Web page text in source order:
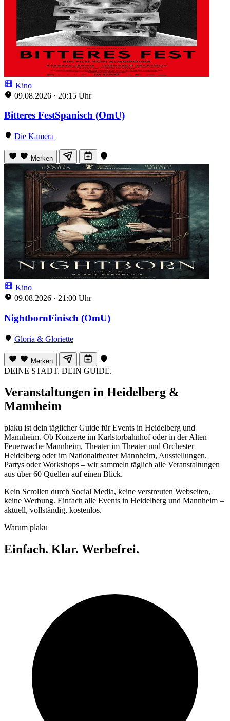
Kino
09.08.2026 · 20:15 Uhr
Bitteres FestSpanisch (OmU)
Die Kamera
Merken
Kino
09.08.2026 · 21:00 Uhr
NightbornFinisch (OmU)
Gloria & Gloriette
Merken
DEINE STADT. DEIN GUIDE.
Veranstaltungen in Heidelberg &
Mannheim
plaku ist dein täglicher Guide für Events in Heidelberg und
Mannheim. Ob Konzerte im Karlstorbahnhof oder in der Alten
Feuerwache Mannheim, Theater im Theater und Orchester
Heidelberg oder im Nationaltheater Mannheim, Ausstellungen,
Partys oder Workshops – wir sammeln täglich alle Veranstaltungen
aus über 60 Quellen auf einen Blick.
Kein Scrollen durch Social Media, keine verstreuten Webseiten,
keine Werbung. Einfach alle Events in Heidelberg und Mannheim –
aktuell, vollständig, kostenlos.
Warum plaku
Einfach. Klar. Werbefrei.